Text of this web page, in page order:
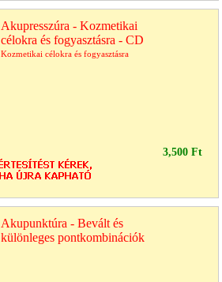
Akupresszúra - Kozmetikai
célokra és fogyasztásra - CD
Kozmetikai célokra és fogyasztásra
3,500 Ft
Akupunktúra - Bevált és
különleges pontkombinációk